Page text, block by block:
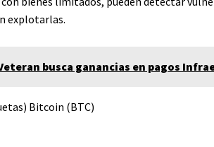
explotarlas.
busca ganancias en pagos
Bitcoin (BTC)